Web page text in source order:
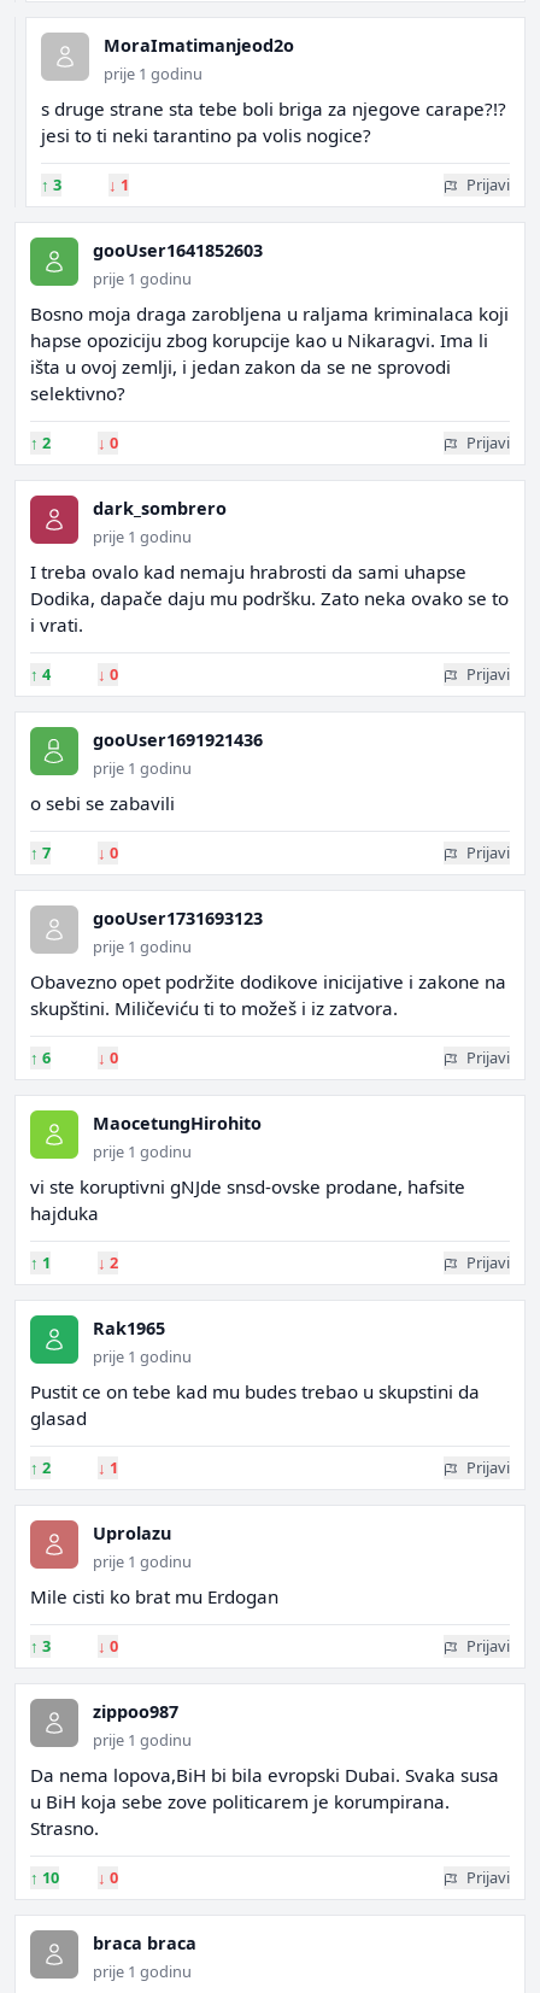
MoraImatimanjeod2o
prije 1 godinu
s druge strane sta tebe boli briga za njegove carape?!?
jesi to ti neki tarantino pa volis nogice?
↑ 3 ↓ 1 Prijavi
gooUser1641852603
prije 1 godinu
Bosno moja draga zarobljena u raljama kriminalaca koji
hapse opoziciju zbog korupcije kao u Nikaragvi. Ima li
išta u ovoj zemlji, i jedan zakon da se ne sprovodi
selektivno?
↑ 2 ↓ 0 Prijavi
dark_sombrero
prije 1 godinu
I treba ovalo kad nemaju hrabrosti da sami uhapse
Dodika, dapače daju mu podršku. Zato neka ovako se to
i vrati.
↑ 4 ↓ 0 Prijavi
gooUser1691921436
prije 1 godinu
o sebi se zabavili
↑ 7 ↓ 0 Prijavi
gooUser1731693123
prije 1 godinu
Obavezno opet podržite dodikove inicijative i zakone na
skupštini. Miličeviću ti to možeš i iz zatvora.
↑ 6 ↓ 0 Prijavi
MaocetungHirohito
prije 1 godinu
vi ste koruptivni gNJde snsd-ovske prodane, hafsite
hajduka
↑ 1 ↓ 2 Prijavi
Rak1965
prije 1 godinu
Pustit ce on tebe kad mu budes trebao u skupstini da
glasad
↑ 2 ↓ 1 Prijavi
Uprolazu
prije 1 godinu
Mile cisti ko brat mu Erdogan
↑ 3 ↓ 0 Prijavi
zippoo987
prije 1 godinu
Da nema lopova,BiH bi bila evropski Dubai. Svaka susa
u BiH koja sebe zove politicarem je korumpirana.
Strasno.
↑ 10 ↓ 0 Prijavi
braca braca
prije 1 godinu